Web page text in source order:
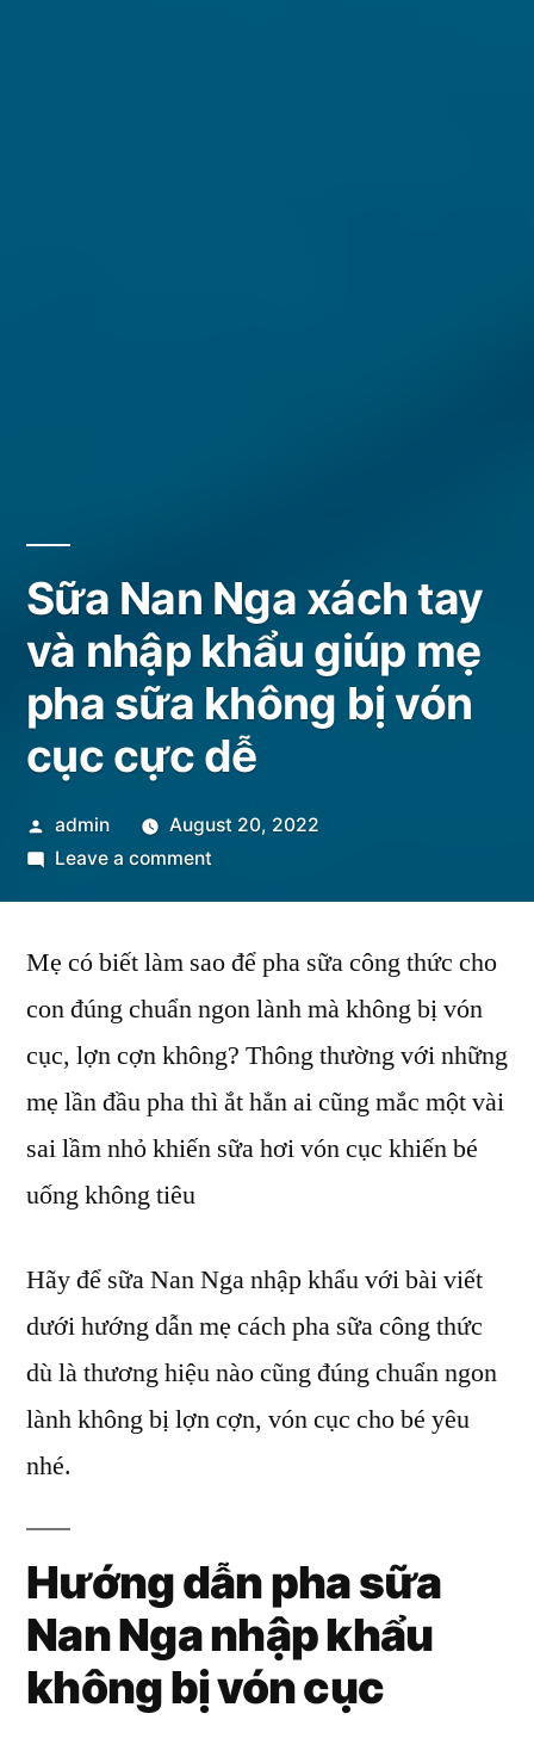
Sữa Nan Nga xách tay
và nhập khẩu giúp mẹ
pha sữa không bị vón
cục cực dễ
Posted
by
admin
August 20, 2022
Leave a commenton
Nga
tay
và
nhập
giúp
không
bị
vón
cực
Mẹ có biết làm sao để pha sữa công thức cho
con đúng chuẩn ngon lành mà không bị vón
cục, lợn cợn không? Thông thường với những
mẹ lần đầu pha thì ắt hẳn ai cũng mắc một vài
sai lầm nhỏ khiến sữa hơi vón cục khiến bé
uống không tiêu
Hãy để sữa Nan Nga nhập khẩu với bài viết
dưới hướng dẫn mẹ cách pha sữa công thức
dù là thương hiệu nào cũng đúng chuẩn ngon
lành không bị lợn cợn, vón cục cho bé yêu
nhé.
Hướng dẫn pha sữa
Nan Nga nhập khẩu
không bị vón cục